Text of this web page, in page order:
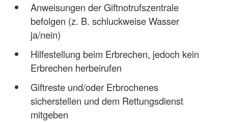
Anweisungen der Giftnotrufszentrale
befolgen (z. B. schluckweise Wasser
ja/nein)
Hilfestellung beim Erbrechen, jedoch kein
Erbrechen herbeirufen
Giftreste und/oder Erbrochenes
sicherstellen und dem Rettungsdienst
mitgeben